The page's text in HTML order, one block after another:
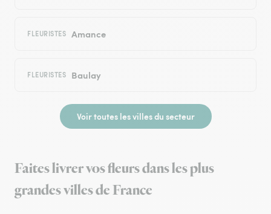
FLEURISTES Amance
FLEURISTES Baulay
Voir toutes les villes du secteur
Faites livrer vos fleurs dans les plus
grandes villes de France